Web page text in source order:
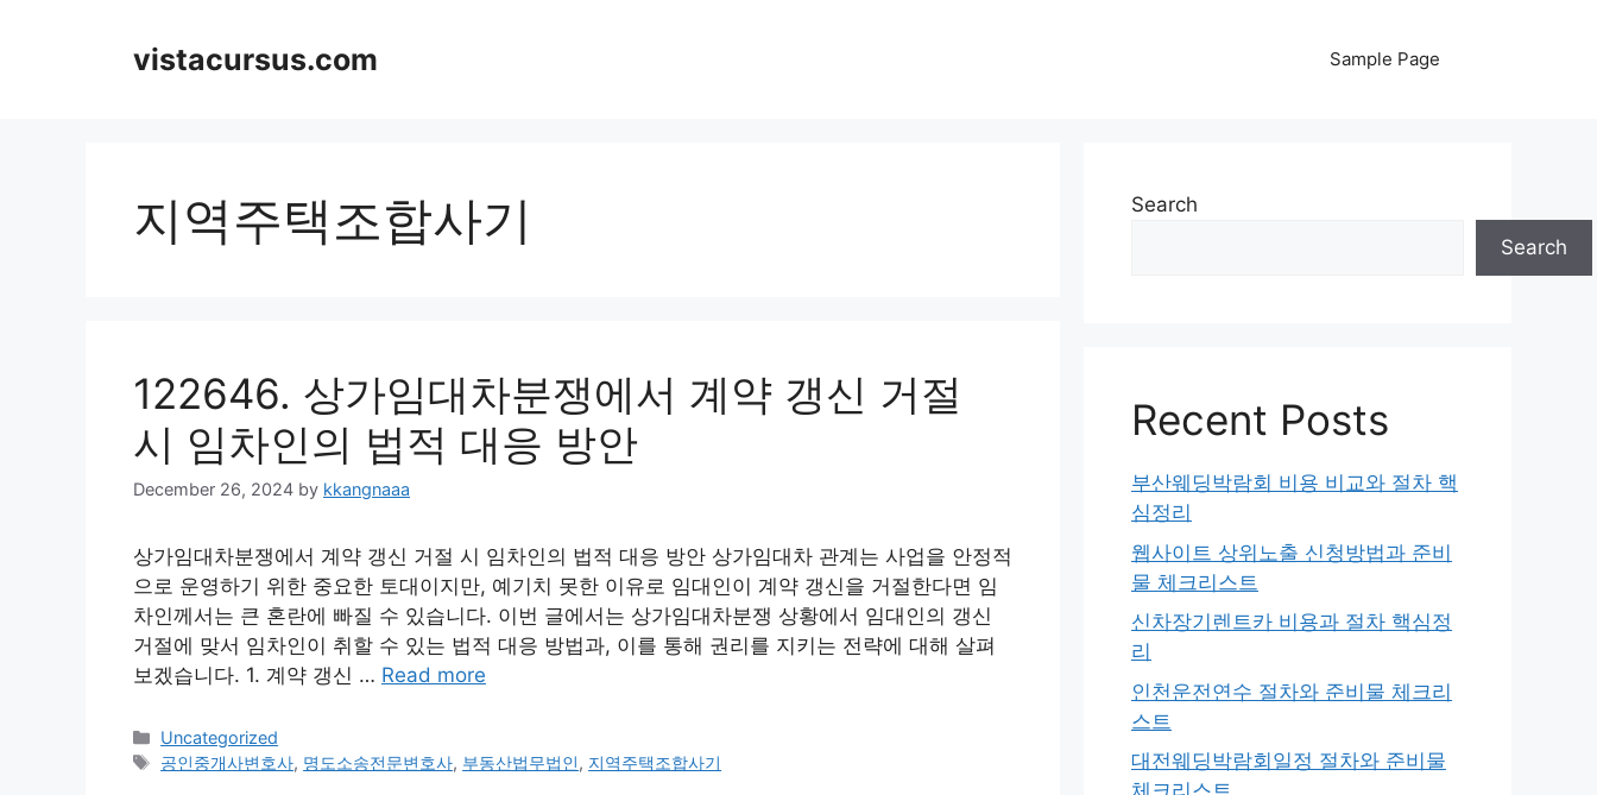
vistacursus.com Sample Page
지역주택조합사기
122646. 상가임대차분쟁에서 계약 갱신 거절
시 임차인의 법적 대응 방안
December 26, 2024 by kkangnaaa
상가임대차분쟁에서 계약 갱신 거절 시 임차인의 법적 대응 방안 상가임대차 관계는 사업을 안정적
으로 운영하기 위한 중요한 토대이지만, 예기치 못한 이유로 임대인이 계약 갱신을 거절한다면 임
차인께서는 큰 혼란에 빠질 수 있습니다. 이번 글에서는 상가임대차분쟁 상황에서 임대인의 갱신
거절에 맞서 임차인이 취할 수 있는 법적 대응 방법과, 이를 통해 권리를 지키는 전략에 대해 살펴
보겠습니다. 1. 계약 갱신 … Read more
Categories
Uncategorized
Tags
공인중개사변호사, 명도소송전문변호사, 부동산법무법인, 지역주택조합사기
Search
Search
Recent Posts
부산웨딩박람회 비용 비교와 절차 핵
심정리
웹사이트 상위노출 신청방법과 준비
물 체크리스트
신차장기렌트카 비용과 절차 핵심정
리
인천운전연수 절차와 준비물 체크리
스트
대전웨딩박람회일정 절차와 준비물
체크리스트